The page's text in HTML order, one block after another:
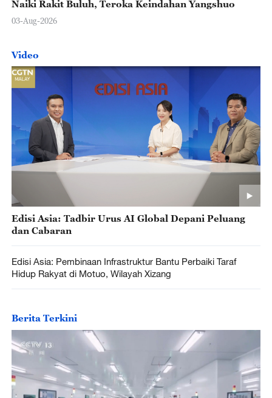
Naiki Rakit Buluh, Teroka Keindahan Yangshuo
03-Aug-2026
Video
Edisi Asia: Tadbir Urus AI Global Depani Peluang
dan Cabaran
Edisi Asia: Pembinaan Infrastruktur Bantu Perbaiki Taraf
Hidup Rakyat di Motuo, Wilayah Xizang
Berita Terkini